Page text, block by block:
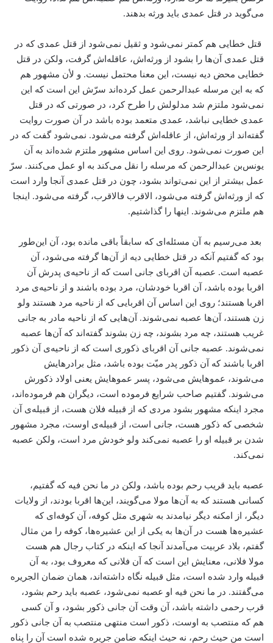
می‌گوید در قتل عمدی باید ورثه بدهند.
قتل خطایی هم کمتر نمی‌شود و ثقیل نمی‌شود از قتل عمدی که در
قتل عمدی آن‌ها را بشود از ورثه‌اش، عاقله‌اش گرفت، ولکن در قتل
خطایی محض دیه نیست، این معنا محتمل نیست. و لأن مشهور هم
که به این مرسله عبدالرحمن عمل کرده‌اند سرّش این است که این
نمی‌شود ملتزم شد مدلولش را طرح کرد، در صورتی که در قتل
عمدی خطایی نباشد، عمدی متعمد بوده باشد در آن صورت روایت
گفته‌اند از ورثه‌اش، از عاقله‌اش گرفته می‌شود. نمی‌شود گفت که در
این صورت نمی‌شود. روی این اساس مشهور ملتزم شده‌اند به آن
یونس‌بن عبدالرحمن که مرسله را نقل می‌کند به او عمل می‌کنند. سرّ
عمل بیشتر از این نمی‌تواند بشود، چون در قتل عمدی آنجا وارد است
که از ورثه‌اش گرفته می‌شود، الاقرب فالاقرب، گرفته می‌شود. اینجا
هم ملتزم می‌شوند. اینها را گذاشتیم.
بعد می‌رسیم به آن مسئله‌ای که سابقاً باقی مانده بود، آن این‌طور
بود که گفتیم آنکه در قتل خطایی دیه از آن‌ها گرفته می‌شود، آن
عصبه است. عصبه آن اقربای جانی است که از ناحیه‌ی پدرش آن
اقربا بوده باشد، آن اقربا خودشان، مرد بوده باشند و از ناحیه‌ی مرد
اقربا هستند؛ روی این اساس آن اقربایی که از ناحیه مرد هستند ولو
زن هستند، آن‌ها عصبه نمی‌شوند. آن‌هایی که از ناحیه مادر به جانی
غریب هستند، چه مرد بشوند، چه زن بشوند گفته‌اند که آن‌ها عصبه
نمی‌شوند. عصبه جانی آن اقربای ذکوری است که از ناحیه‌ی آن ذکور
اقربا باشند که آن ذکور پدر میّت بوده باشد، مثل برادرهایش
می‌شوند، عموهایش می‌شود، پسر عموهایش یعنی اولاد ذکورش
می‌شوند. گفتیم صاحب شرایع فرموده است، دیگران هم فرموده‌اند،
مجرد اینکه مشهور بشود مردی که از قبیله فلان هست، از قبیله‌ی آن
شخصی که ذکور هست، جانی است، از قبیله‌ی اوست، مجرد مشهور
شدن بر قبیله او را عصبه نمی‌کند ولو خودش مرد است، ولکن عصبه
نمی‌کند.
عصبه باید قریب رحم بوده باشد، ولکن در ما نحن فیه که گفتیم،
کسانی هستند که به آن‌ها مولا می‌گویند، این‌ها اقربا بودند، از ولایات
دیگر، از امکنه دیگر نیامدند به شهری مثل کوفه، آن کوفه‌ای که
عشیره‌ها هست در آن‌ها به یکی از این عشیره‌ها، کوفه را من مثال
گفتم، بلاد عربیت می‌آمدند آنجا که اینکه در کتاب رجال هم هست
مولا فلانی، معنایش این است که آن فلانی که معروف بود، به آن
قبیله وارد شده است، مثل قبیله نگاه داشته‌اند، همان ضمان الجریره
می‌گفتند. در ما نحن فیه او عصبه نمی‌شود، عصبه باید رحم بشود،
قرب رحمی داشته باشد، آن وقت آن جانی ذکور بشود، و آن کسی
هم که منتصب به اوست، ذکور است منتهی منتصب به آن جانی ذکور
است من حیث رحم، نه حیث اینکه ضامن جریره شده است آن را پناه